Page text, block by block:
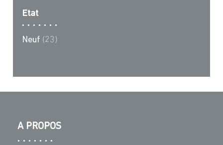
Etat
Neuf (23)
A PROPOS